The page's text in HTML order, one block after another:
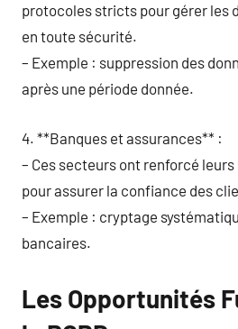
protocoles stricts pour gérer les
en toute sécurité.
– Exemple : suppression des
après une période donnée.
4. **Banques et assurances** :
– Ces secteurs ont renforcé
pour assurer la confiance des
– Exemple : cryptage
bancaires.
Les Opportunités